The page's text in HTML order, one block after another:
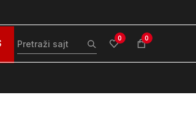
iznad 99 BAM
0 0